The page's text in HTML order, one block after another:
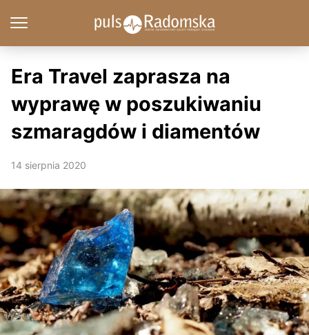
Era Travel zaprasza na
wyprawę w poszukiwaniu
szmaragdów i diamentów
14 sierpnia 2020